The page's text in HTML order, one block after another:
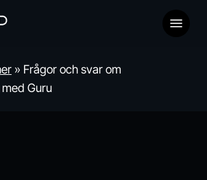
» Frågor och svar om
Guru